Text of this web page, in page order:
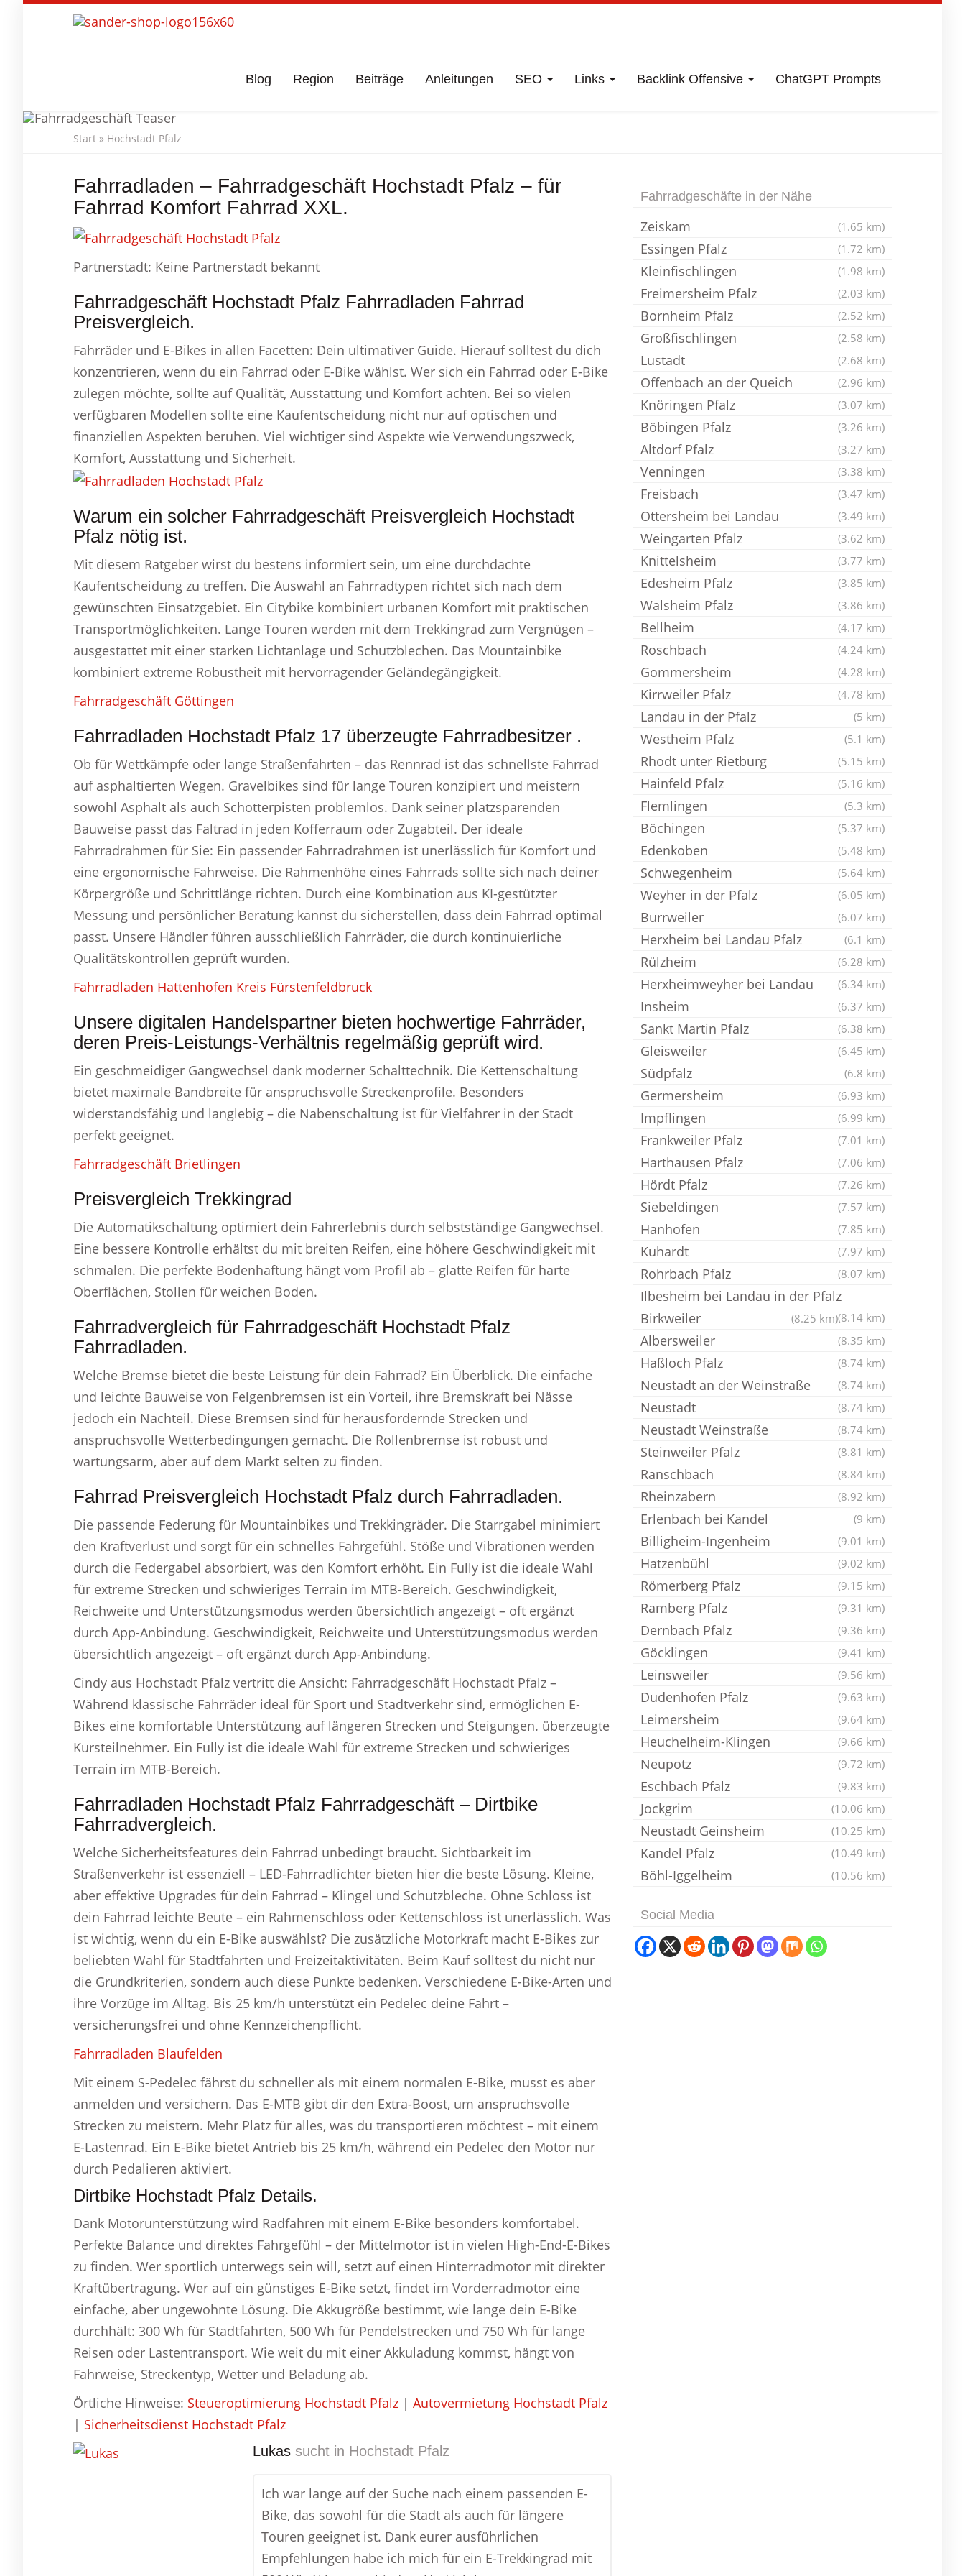
Blog Region Beiträge Anleitungen SEO Links Backlink Offensive ChatGPT Prompts
Start » Hochstadt Pfalz
Fahrradladen – Fahrradgeschäft Hochstadt Pfalz – für
Fahrrad Komfort Fahrrad XXL.
Partnerstadt: Keine Partnerstadt bekannt
Fahrradgeschäft Hochstadt Pfalz Fahrradladen Fahrrad
Preisvergleich.
Fahrräder und E-Bikes in allen Facetten: Dein ultimativer Guide. Hierauf solltest du dich
konzentrieren, wenn du ein Fahrrad oder E-Bike wählst. Wer sich ein Fahrrad oder E-Bike
zulegen möchte, sollte auf Qualität, Ausstattung und Komfort achten. Bei so vielen
verfügbaren Modellen sollte eine Kaufentscheidung nicht nur auf optischen und
finanziellen Aspekten beruhen. Viel wichtiger sind Aspekte wie Verwendungszweck,
Komfort, Ausstattung und Sicherheit.
Warum ein solcher Fahrradgeschäft Preisvergleich Hochstadt
Pfalz nötig ist.
Mit diesem Ratgeber wirst du bestens informiert sein, um eine durchdachte
Kaufentscheidung zu treffen. Die Auswahl an Fahrradtypen richtet sich nach dem
gewünschten Einsatzgebiet. Ein Citybike kombiniert urbanen Komfort mit praktischen
Transportmöglichkeiten. Lange Touren werden mit dem Trekkingrad zum Vergnügen –
ausgestattet mit einer starken Lichtanlage und Schutzblechen. Das Mountainbike
kombiniert extreme Robustheit mit hervorragender Geländegängigkeit.
Fahrradgeschäft Göttingen
Fahrradladen Hochstadt Pfalz 17 überzeugte Fahrradbesitzer .
Ob für Wettkämpfe oder lange Straßenfahrten – das Rennrad ist das schnellste Fahrrad
auf asphaltierten Wegen. Gravelbikes sind für lange Touren konzipiert und meistern
sowohl Asphalt als auch Schotterpisten problemlos. Dank seiner platzsparenden
Bauweise passt das Faltrad in jeden Kofferraum oder Zugabteil. Der ideale
Fahrradrahmen für Sie: Ein passender Fahrradrahmen ist unerlässlich für Komfort und
eine ergonomische Fahrweise. Die Rahmenhöhe eines Fahrrads sollte sich nach deiner
Körpergröße und Schrittlänge richten. Durch eine Kombination aus KI-gestützter
Messung und persönlicher Beratung kannst du sicherstellen, dass dein Fahrrad optimal
passt. Unsere Händler führen ausschließlich Fahrräder, die durch kontinuierliche
Qualitätskontrollen geprüft wurden.
Fahrradladen Hattenhofen Kreis Fürstenfeldbruck
Unsere digitalen Handelspartner bieten hochwertige Fahrräder,
deren Preis-Leistungs-Verhältnis regelmäßig geprüft wird.
Ein geschmeidiger Gangwechsel dank moderner Schalttechnik. Die Kettenschaltung
bietet maximale Bandbreite für anspruchsvolle Streckenprofile. Besonders
widerstandsfähig und langlebig – die Nabenschaltung ist für Vielfahrer in der Stadt
perfekt geeignet.
Fahrradgeschäft Brietlingen
Preisvergleich Trekkingrad
Die Automatikschaltung optimiert dein Fahrerlebnis durch selbstständige Gangwechsel.
Eine bessere Kontrolle erhältst du mit breiten Reifen, eine höhere Geschwindigkeit mit
schmalen. Die perfekte Bodenhaftung hängt vom Profil ab – glatte Reifen für harte
Oberflächen, Stollen für weichen Boden.
Fahrradvergleich für Fahrradgeschäft Hochstadt Pfalz
Fahrradladen.
Welche Bremse bietet die beste Leistung für dein Fahrrad? Ein Überblick. Die einfache
und leichte Bauweise von Felgenbremsen ist ein Vorteil, ihre Bremskraft bei Nässe
jedoch ein Nachteil. Diese Bremsen sind für herausfordernde Strecken und
anspruchsvolle Wetterbedingungen gemacht. Die Rollenbremse ist robust und
wartungsarm, aber auf dem Markt selten zu finden.
Fahrrad Preisvergleich Hochstadt Pfalz durch Fahrradladen.
Die passende Federung für Mountainbikes und Trekkingräder. Die Starrgabel minimiert
den Kraftverlust und sorgt für ein schnelles Fahrgefühl. Stöße und Vibrationen werden
durch die Federgabel absorbiert, was den Komfort erhöht. Ein Fully ist die ideale Wahl
für extreme Strecken und schwieriges Terrain im MTB-Bereich. Geschwindigkeit,
Reichweite und Unterstützungsmodus werden übersichtlich angezeigt – oft ergänzt
durch App-Anbindung. Geschwindigkeit, Reichweite und Unterstützungsmodus werden
übersichtlich angezeigt – oft ergänzt durch App-Anbindung.
Cindy aus Hochstadt Pfalz vertritt die Ansicht: Fahrradgeschäft Hochstadt Pfalz –
Während klassische Fahrräder ideal für Sport und Stadtverkehr sind, ermöglichen E-
Bikes eine komfortable Unterstützung auf längeren Strecken und Steigungen. überzeugte
Kursteilnehmer. Ein Fully ist die ideale Wahl für extreme Strecken und schwieriges
Terrain im MTB-Bereich.
Fahrradladen Hochstadt Pfalz Fahrradgeschäft – Dirtbike
Fahrradvergleich.
Welche Sicherheitsfeatures dein Fahrrad unbedingt braucht. Sichtbarkeit im
Straßenverkehr ist essenziell – LED-Fahrradlichter bieten hier die beste Lösung. Kleine,
aber effektive Upgrades für dein Fahrrad – Klingel und Schutzbleche. Ohne Schloss ist
dein Fahrrad leichte Beute – ein Rahmenschloss oder Kettenschloss ist unerlässlich. Was
ist wichtig, wenn du ein E-Bike auswählst? Die zusätzliche Motorkraft macht E-Bikes zur
beliebten Wahl für Stadtfahrten und Freizeitaktivitäten. Beim Kauf solltest du nicht nur
die Grundkriterien, sondern auch diese Punkte bedenken. Verschiedene E-Bike-Arten und
ihre Vorzüge im Alltag. Bis 25 km/h unterstützt ein Pedelec deine Fahrt –
versicherungsfrei und ohne Kennzeichenpflicht.
Fahrradladen Blaufelden
Mit einem S-Pedelec fährst du schneller als mit einem normalen E-Bike, musst es aber
anmelden und versichern. Das E-MTB gibt dir den Extra-Boost, um anspruchsvolle
Strecken zu meistern. Mehr Platz für alles, was du transportieren möchtest – mit einem
E-Lastenrad. Ein E-Bike bietet Antrieb bis 25 km/h, während ein Pedelec den Motor nur
durch Pedalieren aktiviert.
Dirtbike Hochstadt Pfalz Details.
Dank Motorunterstützung wird Radfahren mit einem E-Bike besonders komfortabel.
Perfekte Balance und direktes Fahrgefühl – der Mittelmotor ist in vielen High-End-E-Bikes
zu finden. Wer sportlich unterwegs sein will, setzt auf einen Hinterradmotor mit direkter
Kraftübertragung. Wer auf ein günstiges E-Bike setzt, findet im Vorderradmotor eine
einfache, aber ungewohnte Lösung. Die Akkugröße bestimmt, wie lange dein E-Bike
durchhält: 300 Wh für Stadtfahrten, 500 Wh für Pendelstrecken und 750 Wh für lange
Reisen oder Lastentransport. Wie weit du mit einer Akkuladung kommst, hängt von
Fahrweise, Streckentyp, Wetter und Beladung ab.
Örtliche Hinweise: Steueroptimierung Hochstadt Pfalz | Autovermietung Hochstadt Pfalz
| Sicherheitsdienst Hochstadt Pfalz
Lukas sucht in Hochstadt Pfalz
Ich war lange auf der Suche nach einem passenden E-
Bike, das sowohl für die Stadt als auch für längere
Touren geeignet ist. Dank eurer ausführlichen
Empfehlungen habe ich mich für ein E-Trekkingrad mit
Fahrradgeschäfte in der Nähe
Zeiskam (1.65 km)
Essingen Pfalz (1.72 km)
Kleinfischlingen (1.98 km)
Freimersheim Pfalz (2.03 km)
Bornheim Pfalz (2.52 km)
Großfischlingen (2.58 km)
Lustadt (2.68 km)
Offenbach an der Queich (2.96 km)
Knöringen Pfalz (3.07 km)
Böbingen Pfalz (3.26 km)
Altdorf Pfalz (3.27 km)
Venningen (3.38 km)
Freisbach (3.47 km)
Ottersheim bei Landau (3.49 km)
Weingarten Pfalz (3.62 km)
Knittelsheim (3.77 km)
Edesheim Pfalz (3.85 km)
Walsheim Pfalz (3.86 km)
Bellheim (4.17 km)
Roschbach (4.24 km)
Gommersheim (4.28 km)
Kirrweiler Pfalz (4.78 km)
Landau in der Pfalz (5 km)
Westheim Pfalz (5.1 km)
Rhodt unter Rietburg (5.15 km)
Hainfeld Pfalz (5.16 km)
Flemlingen (5.3 km)
Böchingen (5.37 km)
Edenkoben (5.48 km)
Schwegenheim (5.64 km)
Weyher in der Pfalz (6.05 km)
Burrweiler (6.07 km)
Herxheim bei Landau Pfalz (6.1 km)
Rülzheim (6.28 km)
Herxheimweyher bei Landau (6.34 km)
Insheim (6.37 km)
Sankt Martin Pfalz (6.38 km)
Gleisweiler (6.45 km)
Südpfalz (6.8 km)
Germersheim (6.93 km)
Impflingen (6.99 km)
Frankweiler Pfalz (7.01 km)
Harthausen Pfalz (7.06 km)
Hördt Pfalz (7.26 km)
Siebeldingen (7.57 km)
Hanhofen (7.85 km)
Kuhardt (7.97 km)
Rohrbach Pfalz (8.07 km)
Ilbesheim bei Landau in der Pfalz
(8.14 km)
Birkweiler (8.25 km)
Albersweiler (8.35 km)
Haßloch Pfalz (8.74 km)
Neustadt an der Weinstraße (8.74 km)
Neustadt (8.74 km)
Neustadt Weinstraße (8.74 km)
Steinweiler Pfalz (8.81 km)
Ranschbach (8.84 km)
Rheinzabern (8.92 km)
Erlenbach bei Kandel (9 km)
Billigheim-Ingenheim (9.01 km)
Hatzenbühl (9.02 km)
Römerberg Pfalz (9.15 km)
Ramberg Pfalz (9.31 km)
Dernbach Pfalz (9.36 km)
Göcklingen (9.41 km)
Leinsweiler (9.56 km)
Dudenhofen Pfalz (9.63 km)
Leimersheim (9.64 km)
Heuchelheim-Klingen (9.66 km)
Neupotz (9.72 km)
Eschbach Pfalz (9.83 km)
Jockgrim (10.06 km)
Neustadt Geinsheim (10.25 km)
Kandel Pfalz (10.49 km)
Böhl-Iggelheim (10.56 km)
Social Media